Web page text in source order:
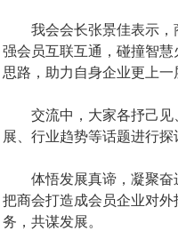
我会会长张景佳表示
强会员互联互通，碰撞智
思路，助力自身企业更上一
交流中，大家各抒己
展、行业趋势等话题进行探
体悟发展真谛，凝聚
把商会打造成会员企业对
务，共谋发展。